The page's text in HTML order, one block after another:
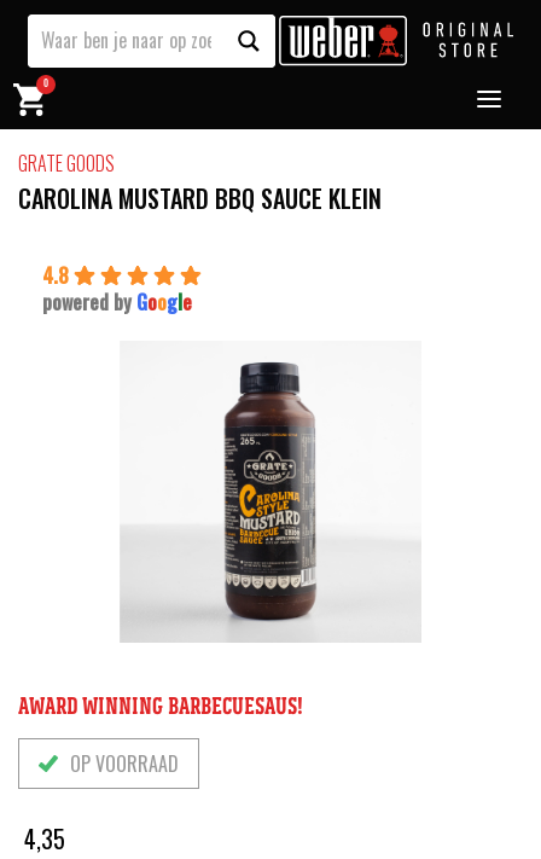
0
GRATE GOODS
CAROLINA MUSTARD BBQ SAUCE KLEIN
4.8
powered by Google
AWARD WINNING BARBECUESAUS!
OP VOORRAAD
4,35